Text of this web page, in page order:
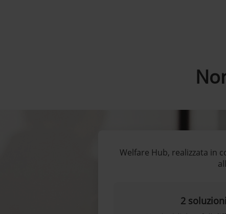
Welfare Hub, realizzata in
2 soluzioni